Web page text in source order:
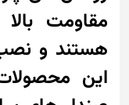
مقاومت
هستند و
این